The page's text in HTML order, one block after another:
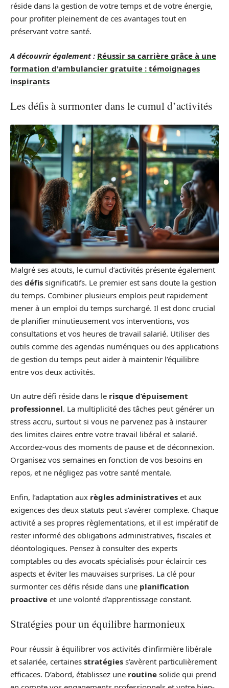
réside dans la gestion de votre temps et de votre énergie,
pour profiter pleinement de ces avantages tout en
préservant votre santé.
A découvrir également : Réussir sa carrière grâce à une
formation d'ambulancier gratuite : témoignages
inspirants
Les défis à surmonter dans le cumul d’activités
Malgré ses atouts, le cumul d’activités présente également
des défis significatifs. Le premier est sans doute la gestion
du temps. Combiner plusieurs emplois peut rapidement
mener à un emploi du temps surchargé. Il est donc crucial
de planifier minutieusement vos interventions, vos
consultations et vos heures de travail salarié. Utiliser des
outils comme des agendas numériques ou des applications
de gestion du temps peut aider à maintenir l’équilibre
entre vos deux activités.
Un autre défi réside dans le risque d’épuisement
professionnel. La multiplicité des tâches peut générer un
stress accru, surtout si vous ne parvenez pas à instaurer
des limites claires entre votre travail libéral et salarié.
Accordez-vous des moments de pause et de déconnexion.
Organisez vos semaines en fonction de vos besoins en
repos, et ne négligez pas votre santé mentale.
Enfin, l’adaptation aux règles administratives et aux
exigences des deux statuts peut s’avérer complexe. Chaque
activité a ses propres règlementations, et il est impératif de
rester informé des obligations administratives, fiscales et
déontologiques. Pensez à consulter des experts
comptables ou des avocats spécialisés pour éclaircir ces
aspects et éviter les mauvaises surprises. La clé pour
surmonter ces défis réside dans une planification
proactive et une volonté d’apprentissage constant.
Stratégies pour un équilibre harmonieux
Pour réussir à équilibrer vos activités d’infirmière libérale
et salariée, certaines stratégies s’avèrent particulièrement
efficaces. D’abord, établissez une routine solide qui prend